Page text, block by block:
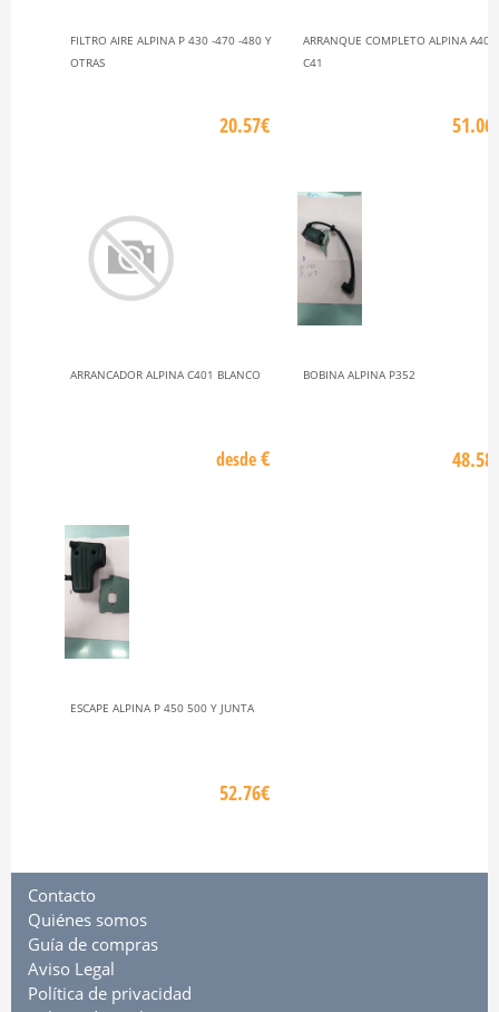
FILTRO AIRE ALPINA P 430 -470 -480 Y
OTRAS
20.57€
ARRANQUE COMPLETO ALPINA A405
C41
ARRANCADOR ALPINA C401 BLANCO
desde€
BOBINA ALPINA P352
ESCAPE ALPINA P 450 500 Y JUNTA
52.76€
Contacto
Quiénes somos
Guía de compras
Aviso Legal
Política de privacidad